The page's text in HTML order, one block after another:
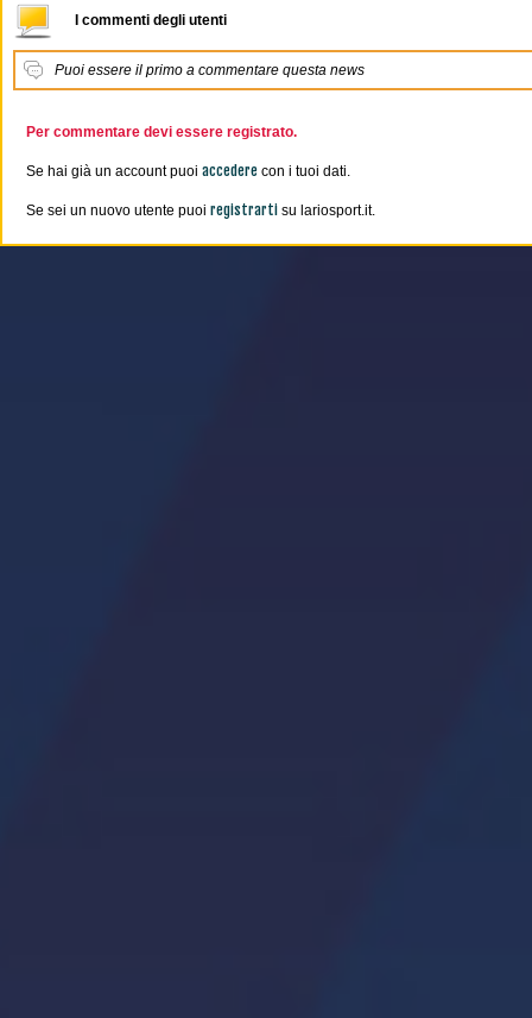
I commenti degli utenti
Puoi essere il primo a commentare questa news
Per commentare devi essere registrato.
Se hai già un account puoi accedere con i tuoi dati.
Se sei un nuovo utente puoi registrarti su lariosport.it.